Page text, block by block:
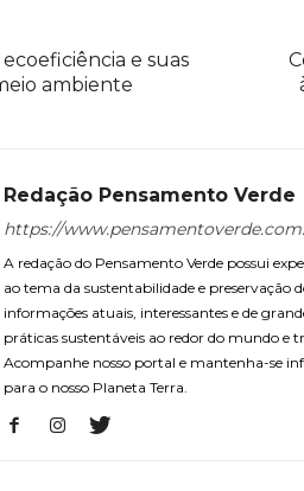
e suas
ambiente
Redação Pensamento Verde
https://
A redação do Pensamento Verde possui
ao tema da sustentabilidade e preservação
informações atuais, interessantes e de
práticas sustentáveis ao redor do mundo e
Acompanhe nosso portal e mantenha-se
para o nosso Planeta Terra.